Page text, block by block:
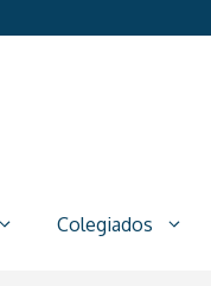
Colegiados